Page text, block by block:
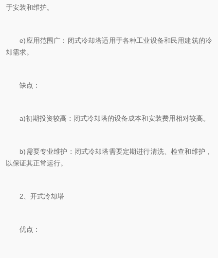
于安装和维护。
e)应用范围广：闭式冷却塔适用于各种工业设备和民用建筑的冷
却需求。
缺点：
a)初期投资较高：闭式冷却塔的设备成本和安装费用相对较高。
b)需要专业维护：闭式冷却塔需要定期进行清洗、检查和维护，
以保证其正常运行。
2、开式冷却塔
优点：